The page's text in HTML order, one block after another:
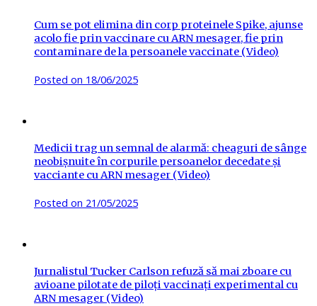
Cum se pot elimina din corp proteinele Spike, ajunse
acolo fie prin vaccinare cu ARN mesager, fie prin
contaminare de la persoanele vaccinate (Video)
Posted on 18/06/2025
Medicii trag un semnal de alarmă: cheaguri de sânge
neobișnuite în corpurile persoanelor decedate și
vacciante cu ARN mesager (Video)
Posted on 21/05/2025
Jurnalistul Tucker Carlson refuză să mai zboare cu
avioane pilotate de piloți vaccinați experimental cu
ARN mesager (Video)